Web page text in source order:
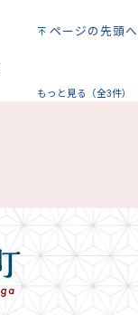
ページの先頭へ
もっと見る（全3件）